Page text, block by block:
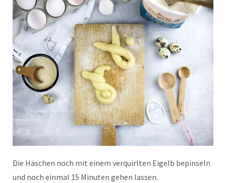
Die Häschen noch mit einem verquirlten Eigelb bepinseln
und noch einmal 15 Minuten gehen lassen.